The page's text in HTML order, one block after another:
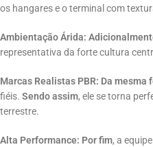
os hangares e o terminal com
Ambientação Árida:
representativa da forte cultura
Marcas Realistas PBR: Da mesma
fiéis. Sendo assim, ele se torna
terrestre.
Alta Performance: Por fim, a